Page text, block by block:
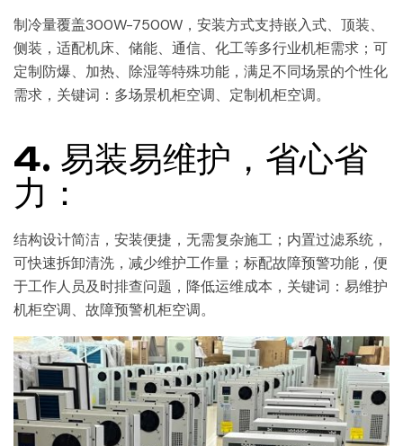
制冷量覆盖300W-7500W，安装方式支持嵌入式、顶装、
侧装，适配机床、储能、通信、化工等多行业机柜需求；可
定制防爆、加热、除湿等特殊功能，满足不同场景的个性化
需求，关键词：多场景机柜空调、定制机柜空调。
4. 易装易维护，省心省
力：
结构设计简洁，安装便捷，无需复杂施工；内置过滤系统，
可快速拆卸清洗，减少维护工作量；标配故障预警功能，便
于工作人员及时排查问题，降低运维成本，关键词：易维护
机柜空调、故障预警机柜空调。